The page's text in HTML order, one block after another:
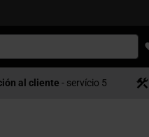
al cliente - servício 5